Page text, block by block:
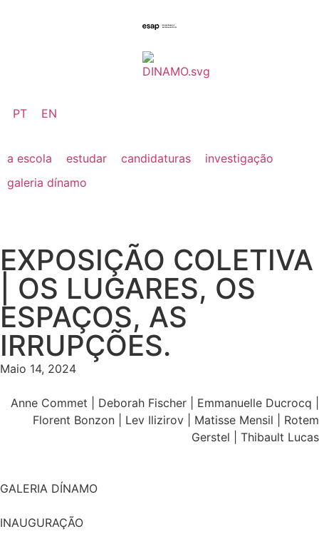
PT EN
a escola estudar candidaturas
investigação
galeria dínamo
EXPOSIÇÃO COLETIVA
| OS LUGARES, OS
ESPAÇOS, AS
IRRUPÇÕES.
Maio 14, 2024
Anne Commet | Deborah Fischer | Emmanuelle Ducrocq |
Florent Bonzon | Lev Ilizirov | Matisse Mensil | Rotem
Gerstel | Thibault Lucas
GALERIA DÍNAMO
INAUGURAÇÃO